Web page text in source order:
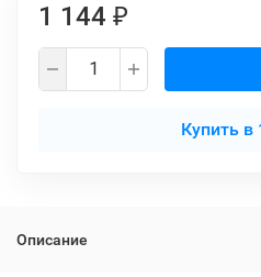
1 144 ₽
Купить в
Описание